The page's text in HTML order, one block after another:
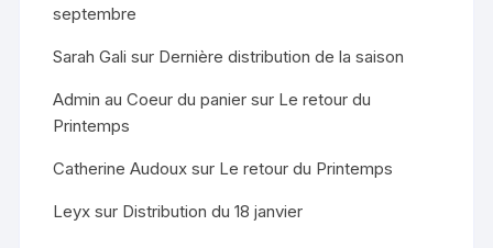
septembre
Sarah Gali sur Dernière distribution de la saison
Admin au Coeur du panier sur Le retour du
Printemps
Catherine Audoux sur Le retour du Printemps
Leyx sur Distribution du 18 janvier